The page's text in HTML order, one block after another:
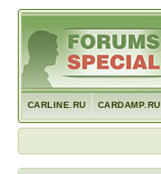
CARLINE.RU CARDAMP.RU